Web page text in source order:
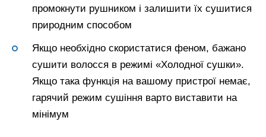
промокнути рушником і залишити їх сушитися
природним способом
Якщо необхідно скористатися феном, бажано
сушити волосся в режимі «Холодної сушки».
Якщо така функція на вашому пристрої немає,
гарячий режим сушіння варто виставити на
мінімум